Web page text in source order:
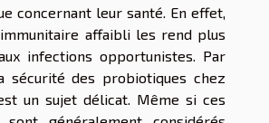
concernant leur santé. En effet,
affaibli les rend plus
infections opportunistes. Par
sécurité des probiotiques chez
un sujet délicat. Même si ces